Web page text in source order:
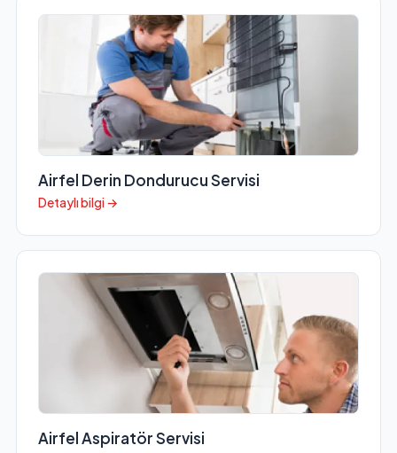
Airfel Derin Dondurucu Servisi
Detaylı bilgi →
Airfel Aspiratör Servisi